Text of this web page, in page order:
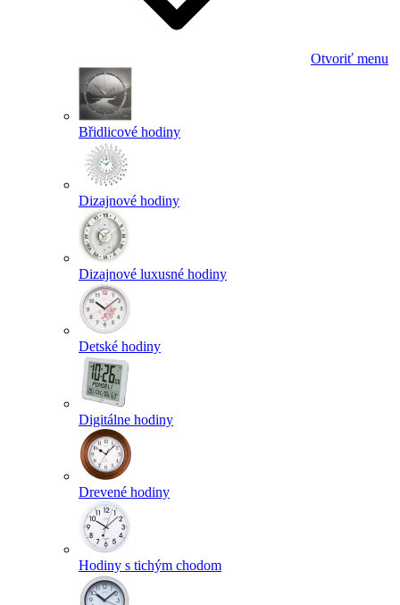
Otvoriť menu
Břidlicové hodiny
Dizajnové hodiny
Dizajnové luxusné hodiny
Detské hodiny
Digitálne hodiny
Drevené hodiny
Hodiny s tichým chodom